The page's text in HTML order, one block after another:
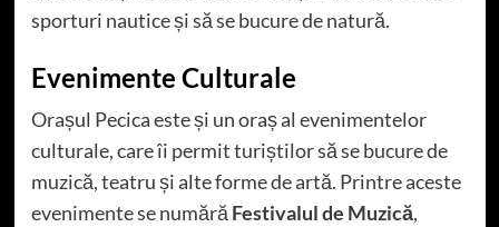
sporturi nautice și să se bucure de natură.
Evenimente Culturale
Orașul Pecica este și un oraș al evenimentelor
culturale, care îi permit turiștilor să se bucure de
muzică, teatru și alte forme de artă. Printre aceste
evenimente se numără Festivalul de Muzică,